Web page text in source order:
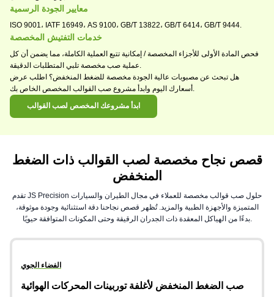
معايير الجودة الرسمية
ISO 9001، IATF 16949، AS 9100، GB/T 13822، GB/T 6414، GB/T 9444.
خدمات التفتيش المخصصة
فحص المادة الأولى للأجزاء المخصصة / إمكانية تتبع العملية الكاملة، مما يضمن أن كل
هل تبحث عن مصبوبات عالية الجودة مخصصة للضغط المنخفض؟ اطلب عرض
ابدأ مشروعك المخصص لصب القوالب
قصص نجاح مخصصة لصب القوالب ذات الضغط
المنخفض
تقدم JS Precision حلول صب قوالب مخصصة للعملاء في مجال الطيران والسيارات
المتميزة والأجهزة الطبية والمزيد. تُظهر قصص نجاحنا دقة استثنائية وجودة موثوقة،
بدءًا من الهياكل المعقدة ذات الجدران الرقيقة وحتى المكونات المتوافقة حيويًا.
الفضاء الجوي
صب الضغط المنخفض لأغلفة توربينات المحركات الهوائية